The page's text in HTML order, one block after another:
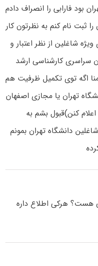
بود فارابی را انصراف دادم
ثبت نام کنم به نظرتون کار
شاغلین از نظر اعتبار و
سراسری کارشناسی ارشد
اگه توی تکمیل ظرفیت هم
تهران یا مجازی اصفهان
کنن)قبول بشم به
دانشگاه تهران بمونم
هست؟ هرکی اطلاع داره